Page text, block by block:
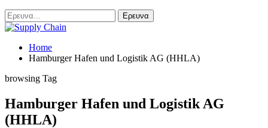
Home
Hamburger Hafen und Logistik AG (HHLA)
browsing Tag
Hamburger Hafen und Logistik AG
(HHLA)